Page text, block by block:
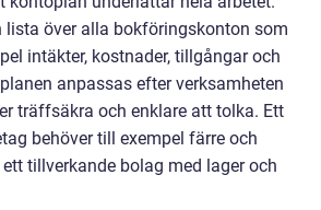
lista över alla bokföringskonton som
intäkter, kostnader, tillgångar och
anpassas efter verksamheten
träffsäkra och enklare att tolka. Ett
behöver till exempel färre och
tillverkande bolag med lager och